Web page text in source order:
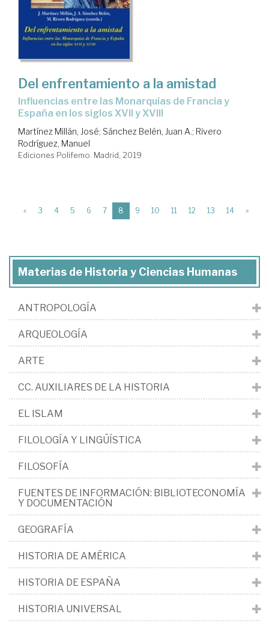
Del enfrentamiento a la amistad
España en los siglos XVII y XVIII
Martínez Millán, José; Sánchez Belén, Juan A.; Rivero
Rodríguez, Manuel
Ediciones Polifemo. Madrid, 2019
« 3 4 5 6 7 8 (current)
9 10 11 12 13 14 »
Materias de Historia y Ciencias Humanas
ANTROPOLOGÍA
ARQUEOLOGÍA
ARTE
CC. AUXILIARES DE LA HISTORIA
EL ISLAM
FILOLOGÍA Y LINGÜÍSTICA
FILOSOFÍA
FUENTES DE INFORMACIÓN: BIBLIOTECONOMÍA
Y DOCUMENTACIÓN
GEOGRAFÍA
HISTORIA DE AMÉRICA
HISTORIA DE ESPAÑA
HISTORIA UNIVERSAL